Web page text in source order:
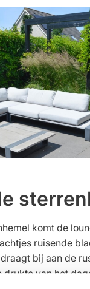
komt de
ruisende
bij aan de
drukte van het